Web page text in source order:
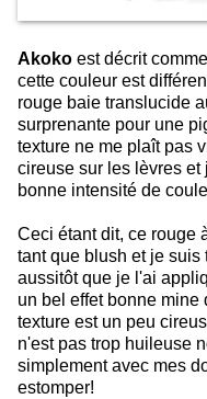
Akoko est décrit
cette couleur est
rouge baie translucide
surprenante pour une
texture ne me plaît pas
cireuse sur les lèvres
bonne intensité de
Ceci étant dit, ce rouge
tant que blush et je
aussitôt que je l'ai
un bel effet bonne mine
texture est un peu
n'est pas trop huileuse
simplement avec mes
estomper!